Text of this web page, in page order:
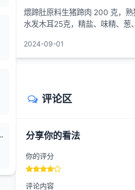
煨蹄肚原料生猪蹄肉 200 克，熟
水发木耳25克，精盐、味精、
2024-09-01
评论区
分享你的看法
你的评分
评论内容